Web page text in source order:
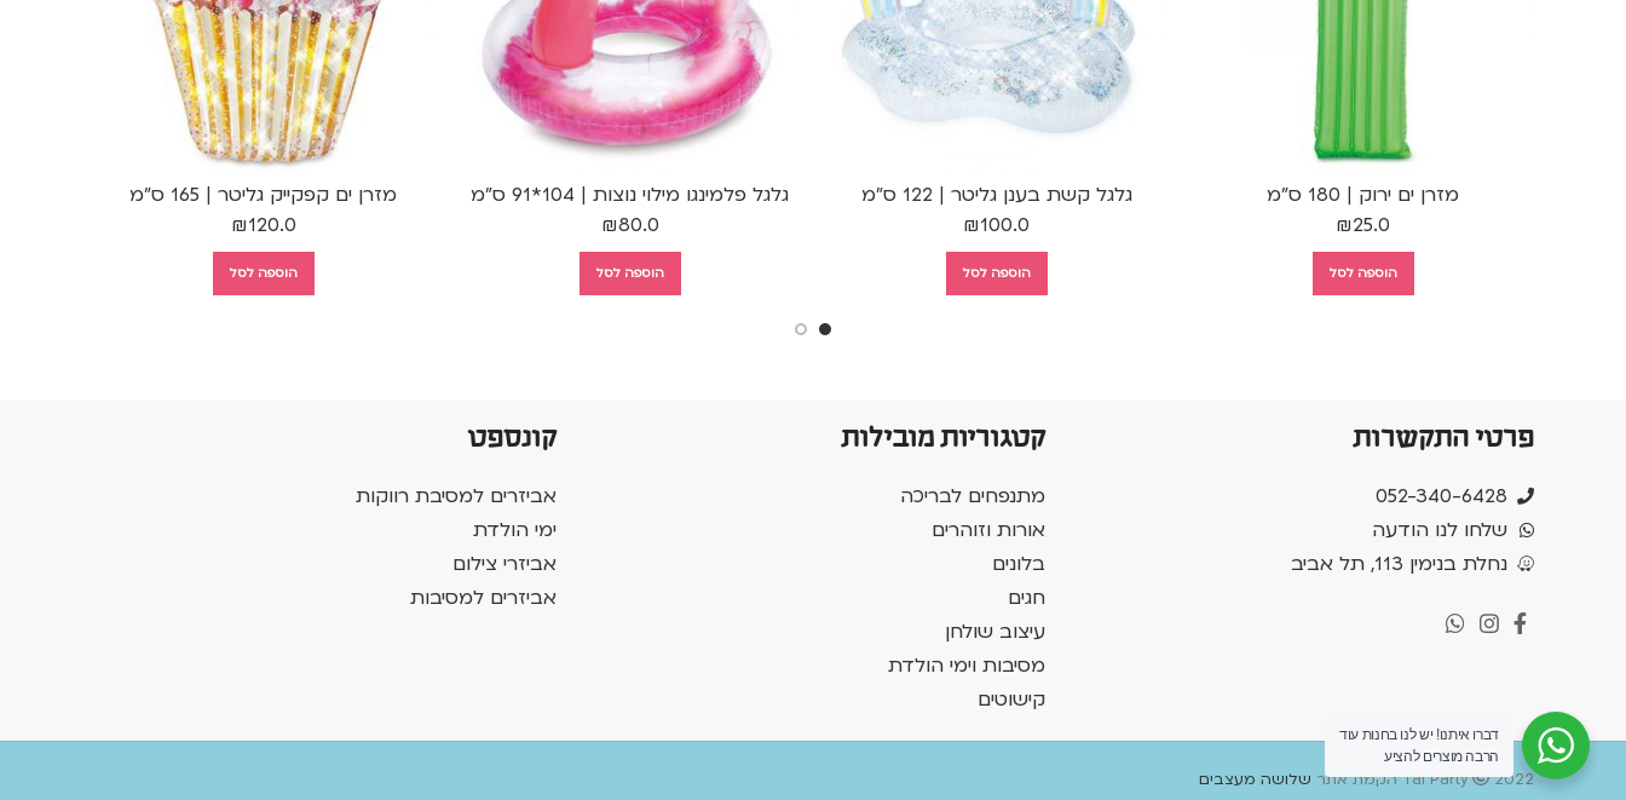
מזרן ים ירוק | 180 ס"מ
₪25.0
הוספה לסל
גלגל קשת בענן גליטר | 122 ס"מ
₪100.0
הוספה לסל
גלגל פלמינגו מילוי נוצות | 104*91 ס"מ
₪80.0
הוספה לסל
מזרן ים קפקייק גליטר | 165 ס"מ
₪120.0
הוספה לסל
פרטי התקשרות
052-340-6428
שלחו לנו הודעה
נחלת בנימין 113, תל אביב
קטגוריות מובילות
מתנפחים לבריכה
אורות וזוהרים
בלונים
חגים
עיצוב שולחן
מסיבות וימי הולדת
קישוטים
קונספט
אביזרים למסיבת רווקות
ימי הולדת
אביזרי צילום
אביזרים למסיבות
Tal Party 2022 הקמת אתר שלושה מעצבים
דברו איתנו! יש לנו בחנות עוד
הרבה מוצרים להציע